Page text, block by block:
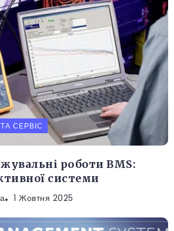
СЕРВІС
роботи BMS:
системи
1 Жовтня 2025